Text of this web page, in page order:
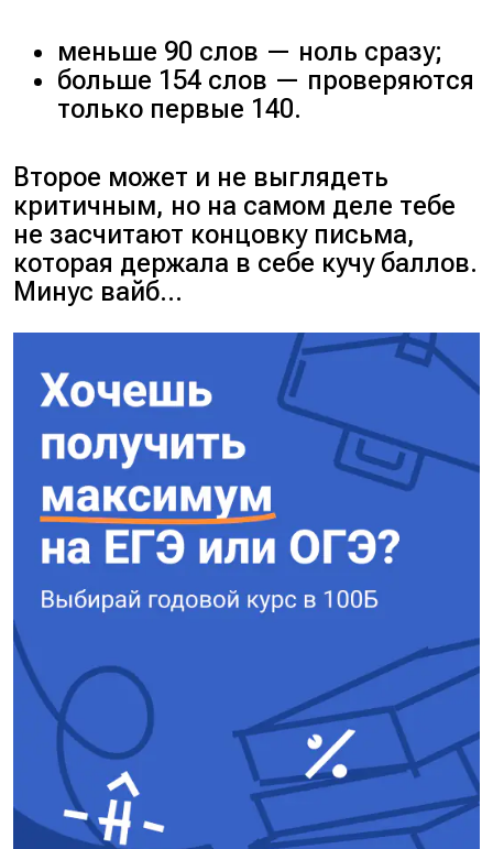
меньше 90 слов — ноль сразу;
больше 154 слов — проверяются
только первые 140.
Второе может и не выглядеть
критичным, но на самом деле тебе
не засчитают концовку письма,
которая держала в себе кучу баллов.
Минус вайб…